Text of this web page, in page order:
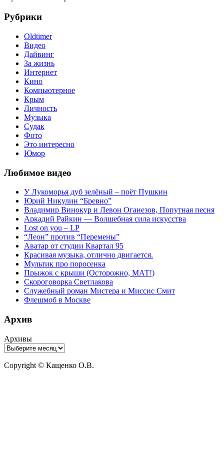
Рубрики
Oldtimer
Видео
Дайвинг
За жизнь
Интернет
Кино
Компьютерное
Крым
Личность
Музыка
Судак
Фото
Это интересно
Юмор
Любимое видео
У Лукоморья дуб зелёный – поёт Пушкин
Юрий Никулин “Бревно”
Владимир Винокур и Левон Оганезов, Попутная песня
Аркадий Райкин — Волшебная сила искусства
Lost on you – LP
“Леон” против “Перемены”
Аватар от студии Квартал 95
Красивая музыка, отлично двигается.
Мультик про поросенка
Прыжок с крыши (Осторожно, МАТ!)
Скороговорка Светлакова
Служебный роман Мистера и Миссис Смит
Флешмоб в Москве
Архив
Архивы
Copyright © Кащенко О.В.